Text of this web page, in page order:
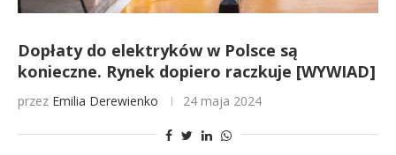
Dopłaty do elektryków w Polsce są
konieczne. Rynek dopiero raczkuje [WYWIAD]
przez Emilia Derewienko 24 maja 2024